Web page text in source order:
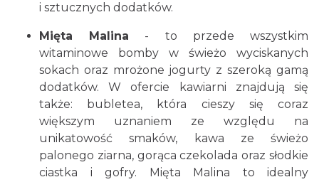
i sztucznych dodatków.
Mięta Malina - to przede wszystkim
witaminowe bomby w świeżo wyciskanych
sokach oraz mrożone jogurty z szeroką gamą
dodatków. W ofercie kawiarni znajdują się
także: bubletea, która cieszy się coraz
większym uznaniem ze względu na
unikatowość smaków, kawa ze świeżo
palonego ziarna, gorąca czekolada oraz słodkie
ciastka i gofry. Mięta Malina to idealny